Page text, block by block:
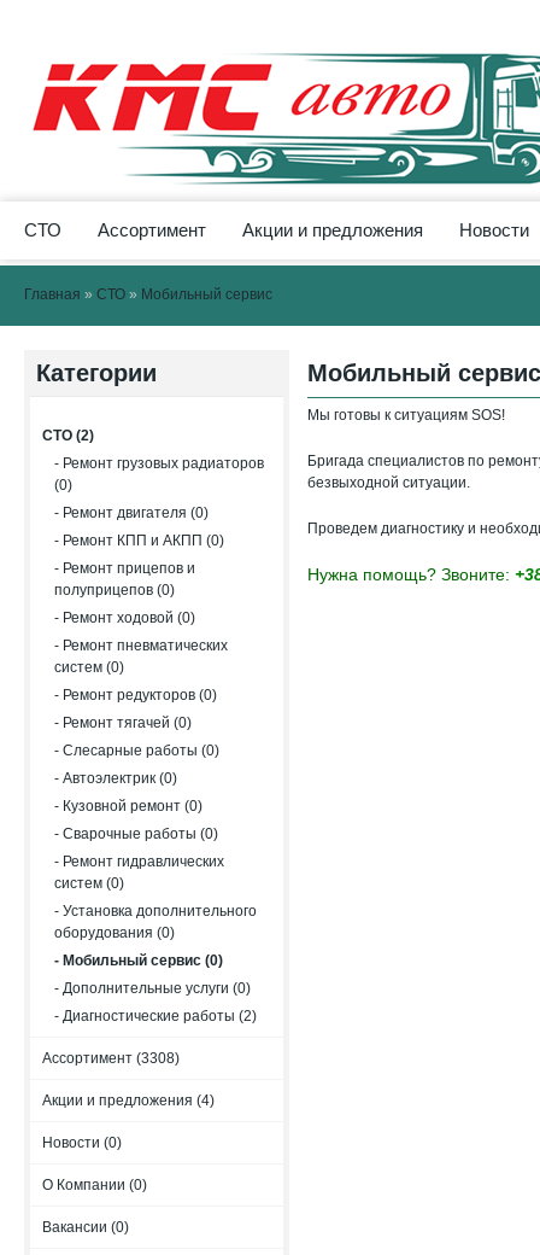
СТО Ассортимент Акции и предложения Новости
Главная » СТО » Мобильный сервис
Категории
СТО (2)
- Ремонт грузовых радиаторов
(0)
- Ремонт двигателя (0)
- Ремонт КПП и АКПП (0)
- Ремонт прицепов и
полуприцепов (0)
- Ремонт ходовой (0)
- Ремонт пневматических
систем (0)
- Ремонт редукторов (0)
- Ремонт тягачей (0)
- Слесарные работы (0)
- Автоэлектрик (0)
- Кузовной ремонт (0)
- Сварочные работы (0)
- Ремонт гидравлических
систем (0)
- Установка дополнительного
оборудования (0)
- Мобильный сервис (0)
- Дополнительные услуги (0)
- Диагностические работы (2)
Ассортимент (3308)
Акции и предложения (4)
Новости (0)
О Компании (0)
Вакансии (0)
Мобильный сервис
Мы готовы к ситуациям SOS!
Бригада специалистов по
безвыходной ситуации.
Проведем диагностику и
Нужна помощь? Звоните: